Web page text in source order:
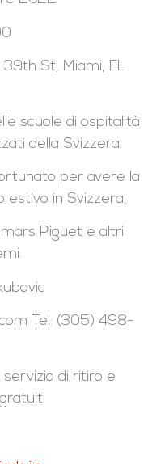
St, Miami, FL
scuole di ospitalità
della Svizzera.
per avere la
estivo in Svizzera,
Piguet e altri
Tel: (305) 498-
di ritiro e